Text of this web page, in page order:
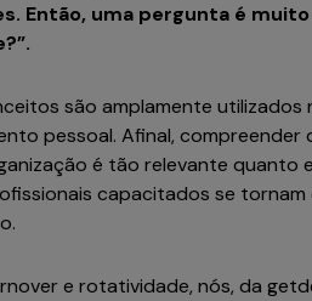
Então, uma pergunta é
são amplamente utilizados
pessoal. Afinal, compreender
é tão relevante quanto
capacitados se tornam
e rotatividade, nós, da